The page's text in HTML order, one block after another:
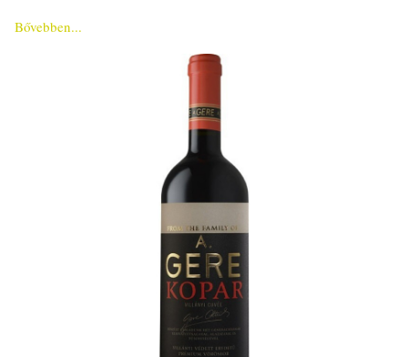
Bővebben...